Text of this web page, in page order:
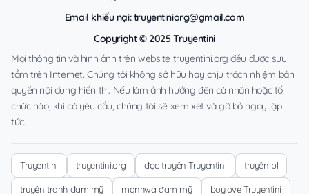
Email khiếu nại:truyentiniorg@gmail.com
Copyright © 2025 Truyentini
Mọi thông tin và hình ảnh trên website truyentini.org đều được sưu
tầm trên Internet. Chúng tôi không sở hữu hay chịu trách nhiệm bản
quyền nội dung hiển thị. Nếu làm ảnh hưởng đến cá nhân hoặc tổ
chức nào, khi có yêu cầu, chúng tôi sẽ xem xét và gỡ bỏ ngay lập
tức.
Truyentini truyentini.org đọc truyện Truyentini truyện bl
truyện tranh đam mỹ manhwa đam mỹ boylove Truyentini